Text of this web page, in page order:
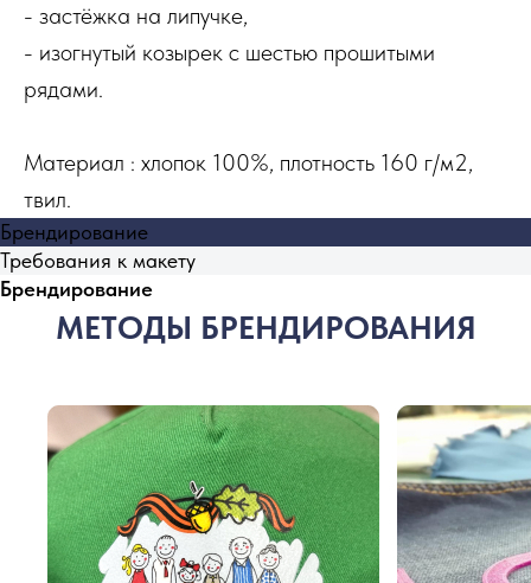
- застёжка на липучке,
- изогнутый козырек с шестью прошитыми
рядами.
Материал : хлопок 100%, плотность 160 г/м2,
твил.
Брендирование
Требования к макету
Брендирование
МЕТОДЫ БРЕНДИРОВАНИЯ